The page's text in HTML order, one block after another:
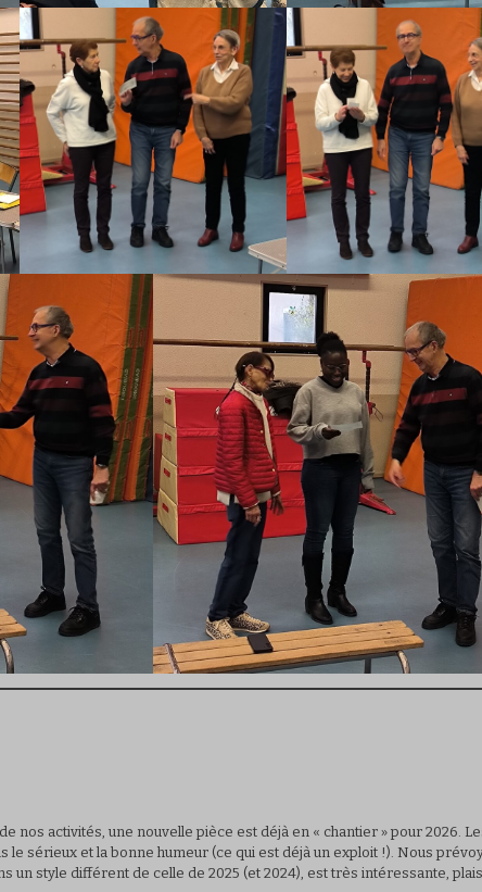
nos activités, une nouvelle pièce est déjà en « chantier » pour 2026.
sérieux et la bonne humeur (ce qui est déjà un exploit !). Nous
un style différent de celle de 2025 (et 2024), est très intéressante,